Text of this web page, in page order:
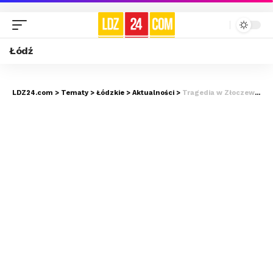
Łódź
LDZ24.com > Tematy > Łódzkie > Aktualności > Tragedia w Złoczewie. Zginął wiceprzewodniczący Rady Miejskiej